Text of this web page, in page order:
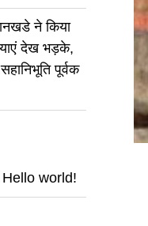
ने किया
देख भड़के,
पूर्वक
Hello world!